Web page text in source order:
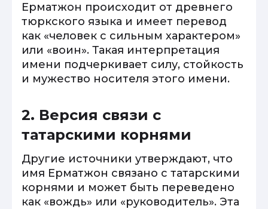
Ерматжон происходит от древнего
тюркского языка и имеет перевод
как «человек с сильным характером»
или «воин». Такая интерпретация
имени подчеркивает силу, стойкость
и мужество носителя этого имени.
2. Версия связи с
татарскими корнями
Другие источники утверждают, что
имя Ерматжон связано с татарскими
корнями и может быть переведено
как «вождь» или «руководитель». Эта